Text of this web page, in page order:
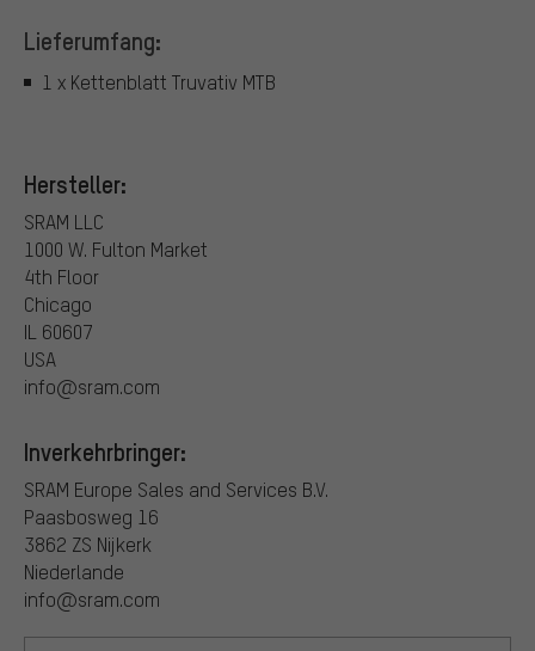
Lieferumfang:
1 x Kettenblatt Truvativ MTB
Hersteller:
SRAM LLC
1000 W. Fulton Market
4th Floor
Chicago
IL 60607
USA
info@sram.com
Inverkehrbringer:
SRAM Europe Sales and Services B.V.
Paasbosweg 16
3862 ZS Nijkerk
Niederlande
info@sram.com